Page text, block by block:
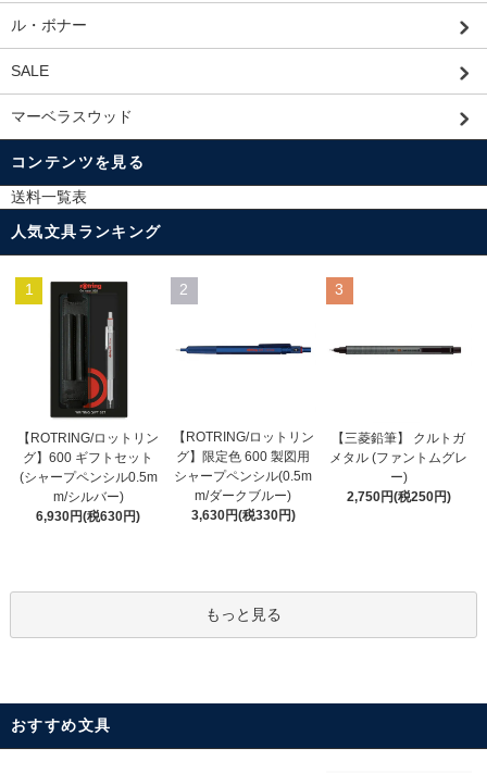
ル・ボナー
SALE
マーベラスウッド
コンテンツを見る
送料一覧表
人気文具ランキング
1
【ROTRING/ロットリン
グ】600 ギフトセット
(シャープペンシル0.5m
m/シルバー)
6,930円(税630円)
2
【ROTRING/ロットリン
グ】限定色 600 製図用
シャープペンシル(0.5m
m/ダークブルー)
3,630円(税330円)
3
【三菱鉛筆】 クルトガ
メタル (ファントムグレ
ー)
2,750円(税250円)
もっと見る
おすすめ文具